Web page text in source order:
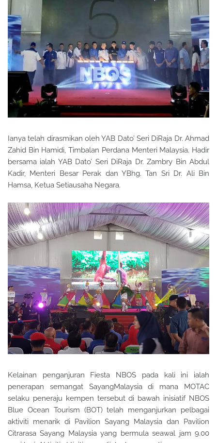
Ianya telah dirasmikan oleh YAB Dato’ Seri DiRaja Dr. Ahmad
Zahid Bin Hamidi, Timbalan Perdana Menteri Malaysia. Hadir
bersama ialah YAB Dato’ Seri DiRaja Dr. Zambry Bin Abdul
Kadir, Menteri Besar Perak dan YBhg. Tan Sri Dr. Ali Bin
Hamsa, Ketua Setiausaha Negara.
Kelainan penganjuran Fiesta NBOS pada kali ini ialah
penerapan semangat SayangMalaysia di mana MOTAC
selaku peneraju kempen tersebut di bawah inisiatif NBOS
Blue Ocean Tourism (BOT) telah menganjurkan pelbagai
aktiviti menarik di Pavilion Sayang Malaysia dan Pavilion
Citrarasa Sayang Malaysia yang bermula seawal jam 9.00